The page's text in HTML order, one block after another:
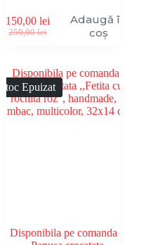
250,00lei
Prețul
fost:
250,00 lei.
150,00lei
Prețul
150,00 lei.
Adaugă în
coș
Stoc Epuizat
Disponibila pe comanda